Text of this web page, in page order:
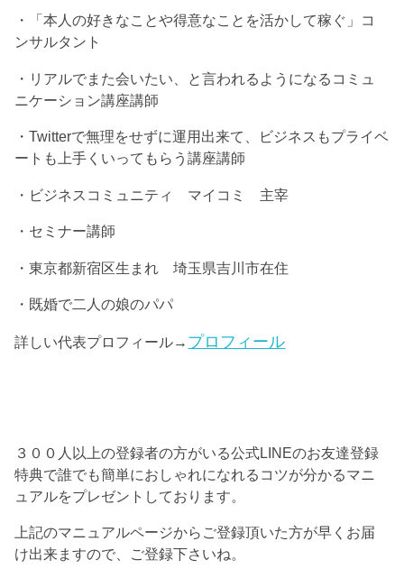
・「本人の好きなことや得意なことを活かして稼ぐ」コ
ンサルタント
・リアルでまた会いたい、と言われるようになるコミュ
ニケーション講座講師
・Twitterで無理をせずに運用出来て、ビジネスもプライベ
ートも上手くいってもらう講座講師
・ビジネスコミュニティ マイコミ 主宰
・セミナー講師
・東京都新宿区生まれ 埼玉県吉川市在住
・既婚で二人の娘のパパ
詳しい代表プロフィール→ プロフィール
３００人以上の登録者の方がいる公式LINEのお友達登録
特典で誰でも簡単におしゃれになれるコツが分かるマニ
ュアルをプレゼントしております。
上記のマニュアルページからご登録頂いた方が早くお届
け出来ますので、ご登録下さいね。